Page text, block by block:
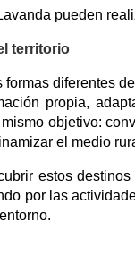
pueden
territorio
diferentes
propia,
objetivo:
el medio
estos
por las